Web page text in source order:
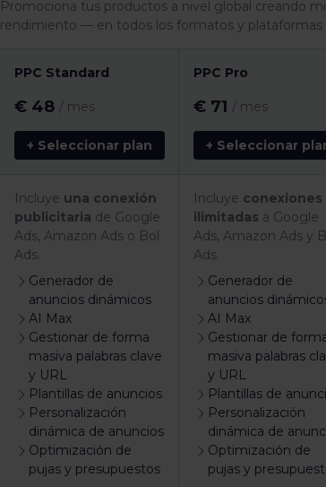
Promociona tus productos a nivel global creando
rendimiento — en todos los formatos y
PPC Standard
€ 48 / mes
+ Seleccionar plan
Incluye una conexión
publicitaria de Google
Ads, Amazon Ads o Bol
Ads.
Generador de
anuncios dinámicos
AI Max
Gestionar de forma
masiva palabras clave
y URL
Plantillas de anuncios
Personalización
dinámica de anuncios
Optimización de
pujas y presupuestos
PPC Pro
€ 71 / mes
+ Seleccionar
Incluye conexiones
ilimitadas a Google
Ads, Amazon Ads y
Ads.
Generador de
anuncios
AI Max
Gestionar de
masiva palabras
y URL
Plantillas de
Personalización
dinámica de
Optimización de
pujas y